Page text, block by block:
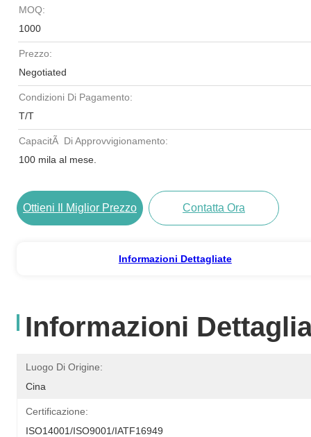
MOQ:
1000
Prezzo:
Negotiated
Condizioni Di Pagamento:
T/T
CapacitÃ Di Approvvigionamento:
100 mila al mese.
Ottieni Il Miglior Prezzo Contatta Ora
Informazioni Dettagliate
Informazioni
Luogo Di Origine:
Cina
Certificazione:
ISO14001/ISO9001/IATF16949